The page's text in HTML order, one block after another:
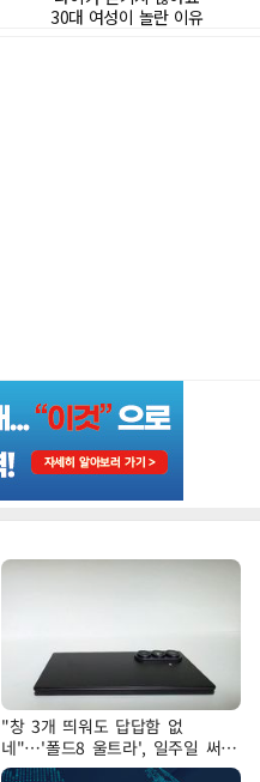
"창 3개 띄워도 답답함 없
네"…'폴드8 울트라', 일주일 써보
니